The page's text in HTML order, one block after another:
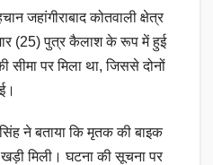
जहांगीराबाद कोतवाली क्षेत्र
(25) पुत्र कैलाश के रूप में हुई
पर मिला था, जिससे दोनों
सिंह ने बताया कि मृतक की बाइक
मिली। घटना की सूचना पर